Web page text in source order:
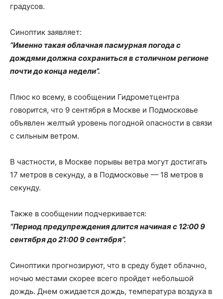
градусов.
Синоптик заявляет:
“Именно такая облачная пасмурная погода с
дождями должна сохраниться в столичном регионе
почти до конца недели”.
Плюс ко всему, в сообщении Гидрометцентра
говорится, что 9 сентября в Москве и Подмосковье
объявлен желтый уровень погодной опасности в связи
с сильным ветром.
В частности, в Москве порывы ветра могут достигать
17 метров в секунду, а в Подмосковье — 18 метров в
секунду.
Также в сообщении подчеркивается:
“Период предупреждения длится начиная с 12:00 9
сентября до 21:00 9 сентября”.
Синоптики прогнозируют, что в среду будет облачно,
ночью местами скорее всего пройдет небольшой
дождь. Днем ожидается дождь, температура воздуха в